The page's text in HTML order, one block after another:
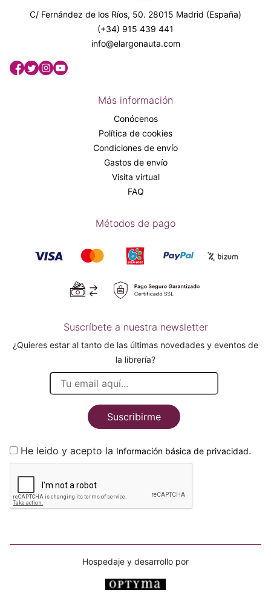
C/ Fernández de los Ríos, 50. 28015 Madrid (España)
(+34) 915 439 441
info@elargonauta.com
Más información
Conócenos
Política de cookies
Condiciones de envío
Gastos de envío
Visita virtual
FAQ
Métodos de pago
Suscríbete a nuestra newsletter
¿Quieres estar al tanto de las últimas novedades y eventos de
la librería?
Suscribirme
He leido y acepto la Información básica de privacidad.
Hospedaje y desarrollo por